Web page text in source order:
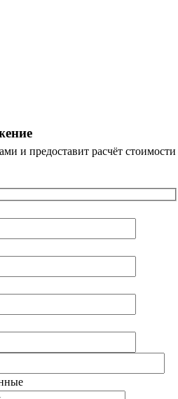
и предоставит расчёт стоимости